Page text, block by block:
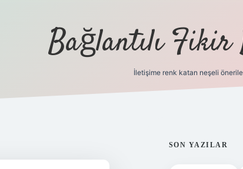
Bağlantılı Fikir
İletişime renk katan neşeli
SON YAZILAR